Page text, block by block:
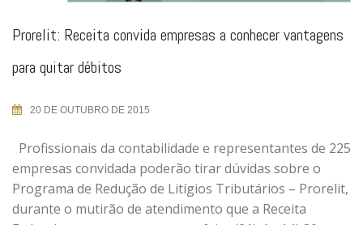
Prorelit: Receita convida empresas a conhecer vantagens
para quitar débitos
20 DE OUTUBRO DE 2015
Profissionais da contabilidade e representantes de 225
empresas convidada poderão tirar dúvidas sobre o
Programa de Redução de Litígios Tributários – Prorelit,
durante o mutirão de atendimento que a Receita